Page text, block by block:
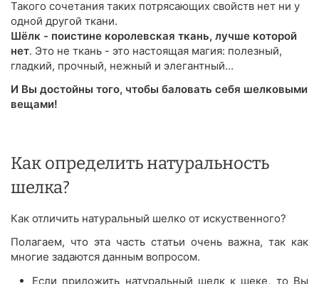
Такого сочетания таких потрясающих свойств нет ни у
одной другой ткани.
Шёлк - поистине королевская ткань, лучше которой
нет. Это не ткань - это настоящая магия: полезный,
гладкий, прочный, нежный и элегантный...
И Вы достойны того, чтобы баловать себя шелковыми
вещами!
Как определить натуральность
шелка?
Как отличить натуральный шелко от искуственного?
Полагаем, что эта часть статьи очень важна, так как
многие задаются данным вопросом.
Если приложить натуральный шелк к шеке, то Вы